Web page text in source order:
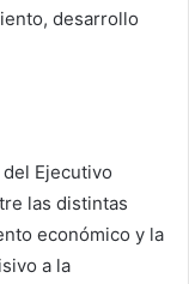
desarrollo
Ejecutivo
las distintas
económico y la
a la